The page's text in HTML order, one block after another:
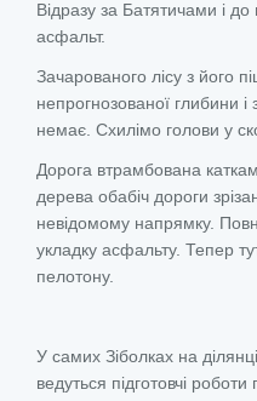
Відразу за Батятичами і
асфальт.
Зачарованого лісу з його
непрогнозованої глибини
немає. Схилімо голови у
Дорога втрамбована
дерева обабіч дороги
невідомому напрямку.
укладку асфальту. Тепер
пелотону.
У самих Зіболках на
ведуться підготовчі